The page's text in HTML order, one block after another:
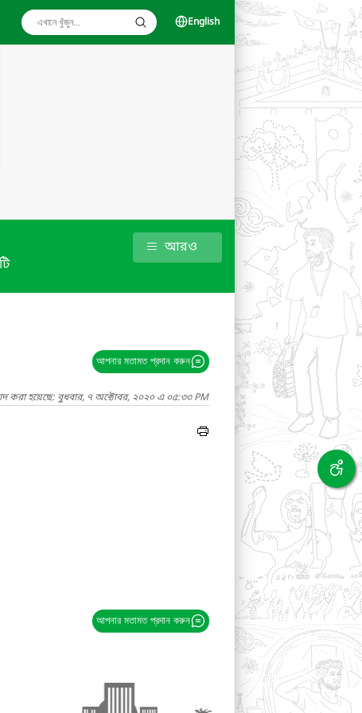
English
আরও
আপনার মতামত প্রদান করুন
করা হয়েছে: বুধবার, ৭ অক্টোবর, ২০২০ এ ০৫:৩৩ PM
আপনার মতামত প্রদান করুন